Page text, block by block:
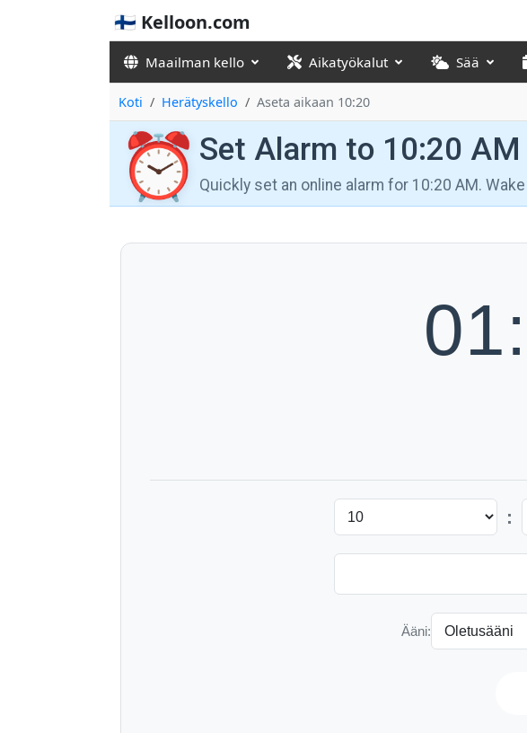
🇫🇮 Kelloon.com
Maailman kello Aikatyökalut Sää
Koti Herätyskello Aseta aikaan 10:20
⏰ Set Alarm to 10:20 AM
Quickly set an online alarm for 10:20 AM.
:
Ääni: